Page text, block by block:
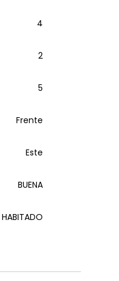
4
2
5
Frente
Este
BUENA
HABITADO